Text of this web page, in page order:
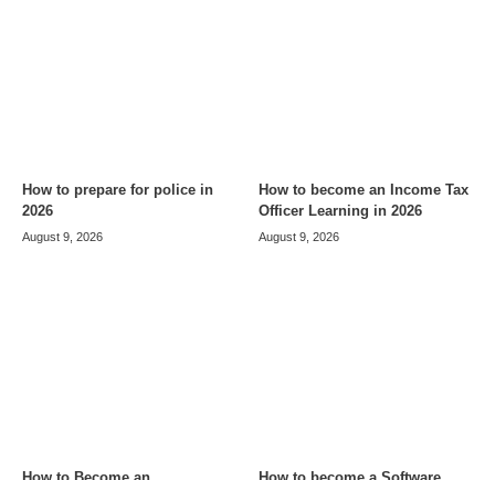
How to prepare for police in
2026
August 9, 2026
How to become an Income Tax
Officer Learning in 2026
August 9, 2026